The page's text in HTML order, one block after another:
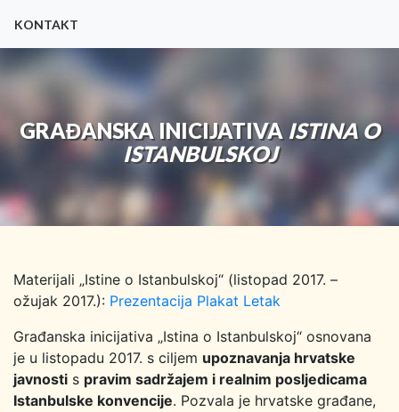
KONTAKT
GRAĐANSKA INICIJATIVA ISTINA O
ISTANBULSKOJ
Materijali „Istine o Istanbulskoj“ (listopad 2017. –
ožujak 2017.): Prezentacija Plakat Letak
Građanska inicijativa „Istina o Istanbulskoj“ osnovana
je u listopadu 2017. s ciljem upoznavanja hrvatske
javnosti s pravim sadržajem i realnim posljedicama
Istanbulske konvencije. Pozvala je hrvatske građane,